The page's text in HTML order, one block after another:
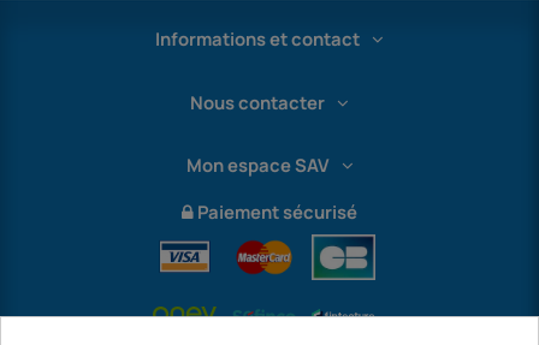
Informations et contact
Nous contacter
Mon espace SAV
Paiement sécurisé